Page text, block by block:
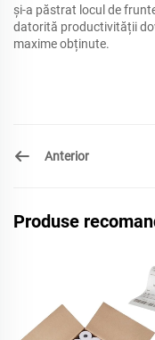
și-a păstrat locul de
datorită productivității
maxime obținute.
Anterior
Produse